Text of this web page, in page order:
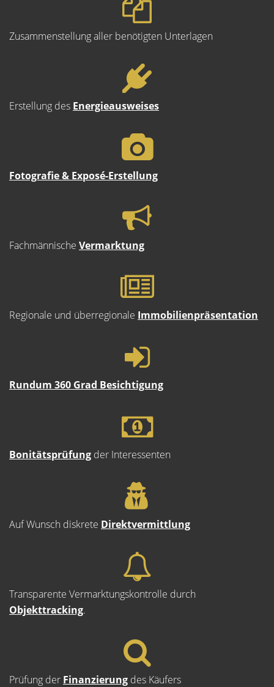
Zusammenstellung aller benötigten Unterlagen
Erstellung des Energieausweises
Fotografie & Exposé-Erstellung
Fachmännische Vermarktung
Regionale und überregionale Immobilienpräsentation
Rundum 360 Grad Besichtigung
Bonitätsprüfung der Interessenten
Auf Wunsch diskrete Direktvermittlung
Transparente Vermarktungskontrolle durch
Objekttracking.
Prüfung der Finanzierung des Käufers